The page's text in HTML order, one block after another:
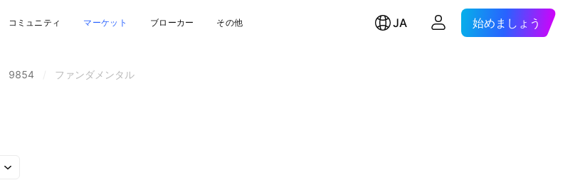
コミュニティ マーケット ブローカー その他 JA 始めましょう
9854 ファンダメンタル